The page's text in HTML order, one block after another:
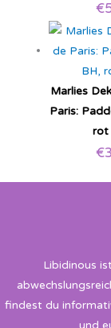
€
Marlies
Paris:
rot
€
Libidinous
findest du